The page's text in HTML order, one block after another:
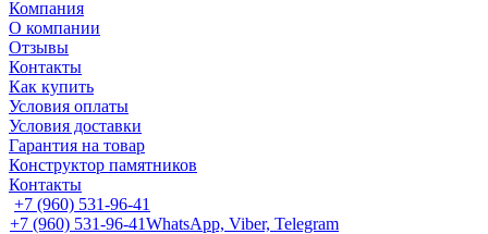
Компания
О компании
Отзывы
Контакты
Как купить
Условия оплаты
Условия доставки
Гарантия на товар
Конструктор памятников
Контакты
+7 (960) 531-96-41
+7 (960) 531-96-41WhatsApp, Viber, Telegram